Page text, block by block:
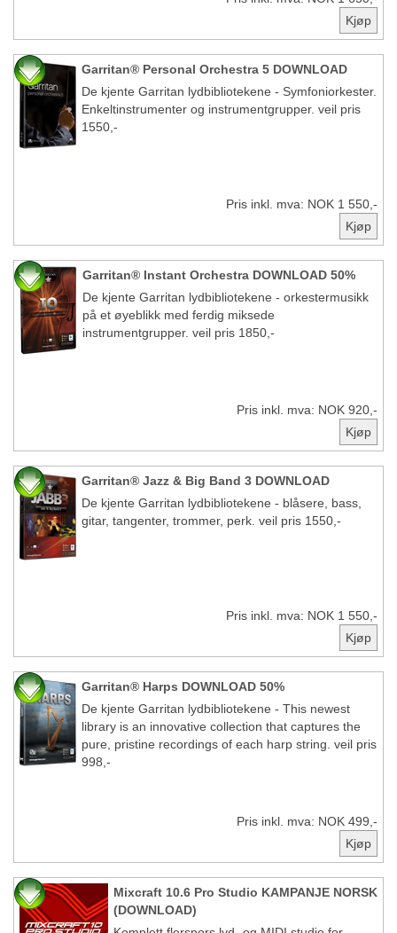
Garritan® Personal Orchestra 5 DOWNLOAD
De kjente Garritan lydbibliotekene - Symfoniorkester.
Enkeltinstrumenter og instrumentgrupper. veil pris
1550,-
Pris inkl. mva: NOK 1 550,-
Garritan® Instant Orchestra DOWNLOAD 50%
De kjente Garritan lydbibliotekene - orkestermusikk
på et øyeblikk med ferdig miksede
instrumentgrupper. veil pris 1850,-
Pris inkl. mva: NOK 920,-
Garritan® Jazz & Big Band 3 DOWNLOAD
De kjente Garritan lydbibliotekene - blåsere, bass,
gitar, tangenter, trommer, perk. veil pris 1550,-
Pris inkl. mva: NOK 1 550,-
Garritan® Harps DOWNLOAD 50%
De kjente Garritan lydbibliotekene - This newest
library is an innovative collection that captures the
pure, pristine recordings of each harp string. veil pris
998,-
Pris inkl. mva: NOK 499,-
Mixcraft 10.6 Pro Studio KAMPANJE NORSK
(DOWNLOAD)